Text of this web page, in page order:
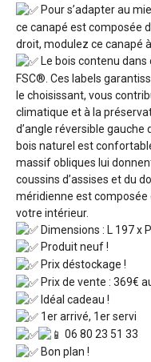
Pour s’adapter au
ce canapé est composée
droit, modulez ce canapé à
Le bois contenu
FSC®. Ces labels
le choisissant, vous
climatique et à la
d’angle réversible
bois naturel est
massif obliques lui
coussins d’assises et du
méridienne est composée
votre intérieur.
Dimensions : L 197 x
Produit neuf !
Prix déstockage !
Prix de vente : 369€
Idéal cadeau !
1er arrivé, 1er servi
06 80 23 51 33
Bon plan !